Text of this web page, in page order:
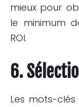
mieux pour
le minimum
ROI.
6.
Les mots-